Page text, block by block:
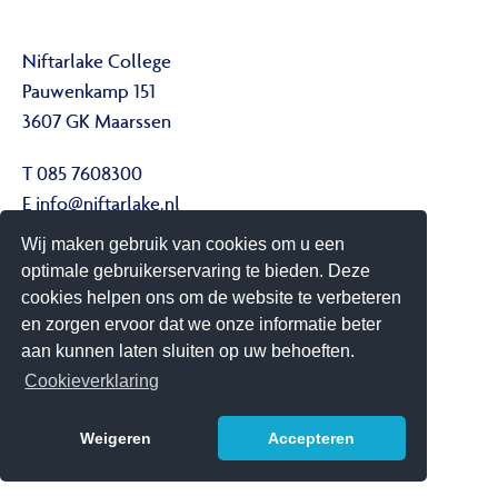
Wij maken gebruik van cookies om u een
optimale gebruikerservaring te bieden. Deze
cookies helpen ons om de website te verbeteren
en zorgen ervoor dat we onze informatie beter
aan kunnen laten sluiten op uw behoeften.
Cookieverklaring
Weigeren Accepteren
Niftarlake College
Pauwenkamp 151
3607 GK Maarssen
T 085 7608300
Einfo@niftarlake.nl
Volg ons ook op:
Twitter
Youtube
Het Niftarlake College heeft het predicaat Technasium